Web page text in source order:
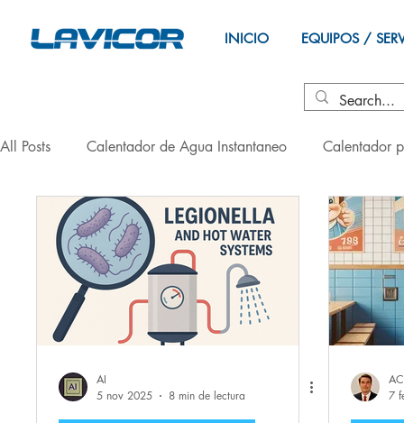
INICIO EQUIPOS /
All Posts Calentador de Agua Instantaneo Calentador
Salud selección Diseño
AI
5 nov 2025
8 min de lectura
AC
7